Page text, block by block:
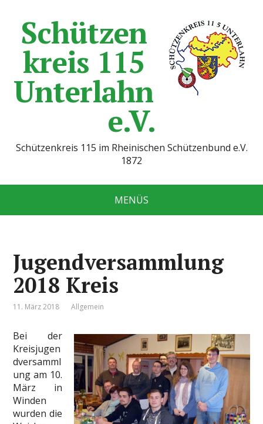
Schützen
kreis 115
Unterlahn
e.V.
Schützenkreis 115 im Rheinischen Schützenbund e.V.
1872
MENÜS
Jugendversammlung
2018 Kreis
11. März 2018 Allgemein
Bei der
Kreisjugen
dversamml
ung am 10.
März in
Winden
wurden die